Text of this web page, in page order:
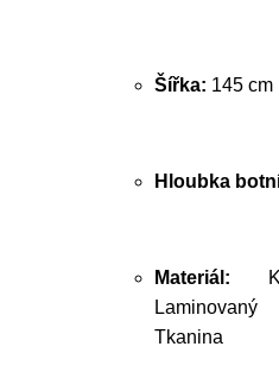
Šířka: 145 cm
Hloubka
Materiál:
Tkanina